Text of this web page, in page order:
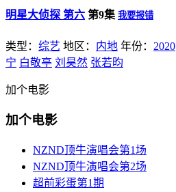
明星大侦探 第六 第9集 我要报错
类型： 综艺 地区： 内地 年份： 2020
宁 白敬亭 刘昊然 张若昀
加个电影
加个电影
NZND顶牛演唱会第1场
NZND顶牛演唱会第2场
超前彩蛋第1期